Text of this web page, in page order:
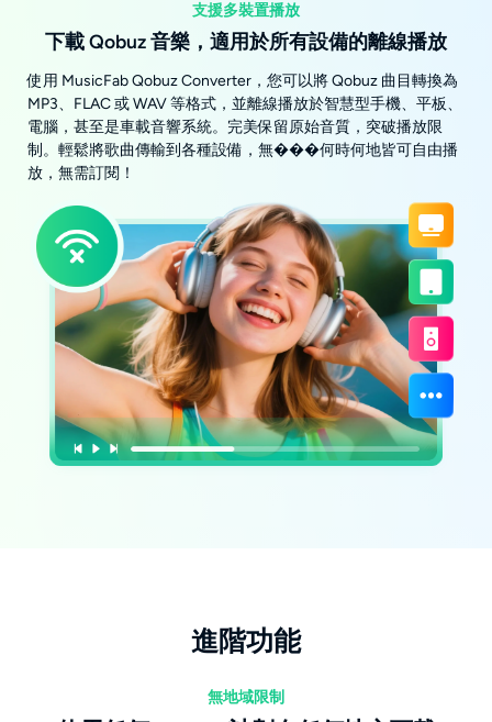
支援多裝置播放
下載 Qobuz 音樂，適用於所有設備的離線播放
使用 MusicFab Qobuz Converter，您可以將 Qobuz 曲目轉換為
MP3、FLAC 或 WAV 等格式，並離線播放於智慧型手機、平板、
電腦，甚至是車載音響系統。完美保留原始音質，突破播放限
制。輕鬆將歌曲傳輸到各種設備，無���何時何地皆可自由播
放，無需訂閱！
進階功能
無地域限制